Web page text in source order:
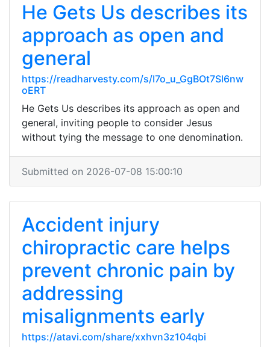
He Gets Us describes its
approach as open and
general
https://readharvesty.com/s/I7o_u_GgBOt7Sl6nw
oERT
He Gets Us describes its approach as open and
general, inviting people to consider Jesus
without tying the message to one denomination.
Submitted on 2026-07-08 15:00:10
Accident injury
chiropractic care helps
prevent chronic pain by
addressing
misalignments early
https://atavi.com/share/xxhvn3z104qbi